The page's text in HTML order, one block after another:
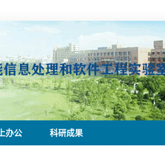
办公 科研成果